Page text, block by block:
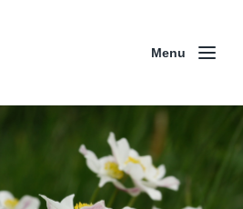
Menu